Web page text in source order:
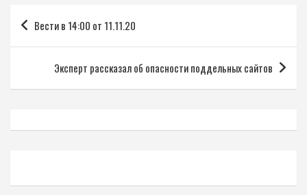
Навигация
по
записям
Вести в 14:00 от 11.11.20
Эксперт рассказал об опасности поддельных сайтов